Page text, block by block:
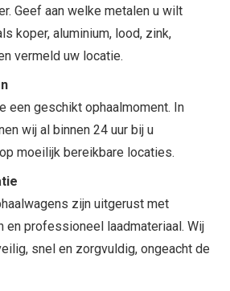
Geef aan welke metalen u wilt
koper, aluminium, lood, zink,
vermeld uw locatie.
een geschikt ophaalmoment. In
wij al binnen 24 uur bij u
moeilijk bereikbare locaties.
zijn uitgerust met
en professioneel laadmateriaal. Wij
snel en zorgvuldig, ongeacht de